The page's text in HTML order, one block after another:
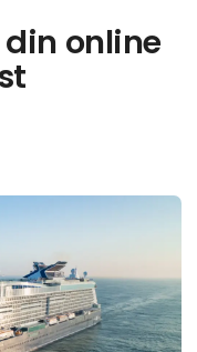
din online